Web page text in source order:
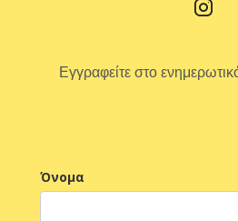
Εγγραφείτε στο
Όνομα